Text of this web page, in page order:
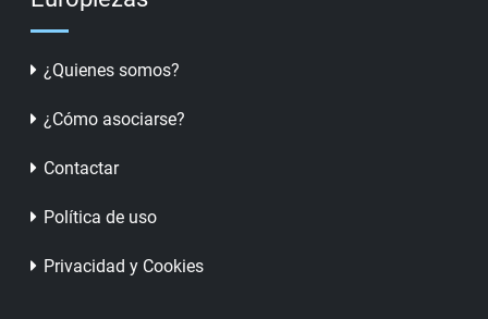
¿Quienes somos?
¿Cómo asociarse?
Contactar
Política de uso
Privacidad y Cookies